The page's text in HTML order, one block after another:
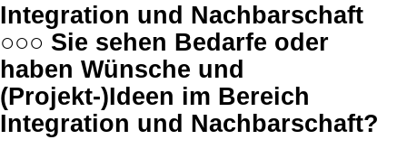
Integration und Nachbarschaft
○○○ Sie sehen Bedarfe oder
haben Wünsche und
(Projekt-)Ideen im Bereich
Integration und Nachbarschaft?